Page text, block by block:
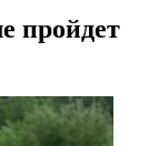
пройдет